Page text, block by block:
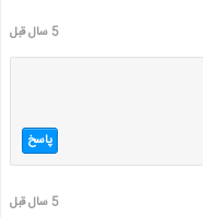
5 سال قبل
پاسخ
5 سال قبل